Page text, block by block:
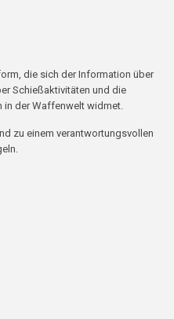
die sich der Information über
Schießaktivitäten und die
in der Waffenwelt widmet.
zu einem verantwortungsvollen